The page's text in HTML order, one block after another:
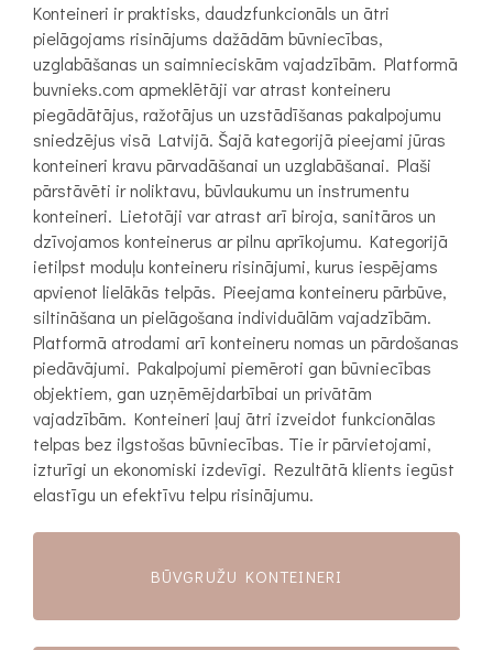
Konteineri ir praktisks, daudzfunkcionāls un ātri
pielāgojams risinājums dažādām būvniecības,
uzglabāšanas un saimnieciskām vajadzībām. Platformā
buvnieks.com apmeklētāji var atrast konteineru
piegādātājus, ražotājus un uzstādīšanas pakalpojumu
sniedzējus visā Latvijā. Šajā kategorijā pieejami jūras
konteineri kravu pārvadāšanai un uzglabāšanai. Plaši
pārstāvēti ir noliktavu, būvlaukumu un instrumentu
konteineri. Lietotāji var atrast arī biroja, sanitāros un
dzīvojamos konteinerus ar pilnu aprīkojumu. Kategorijā
ietilpst moduļu konteineru risinājumi, kurus iespējams
apvienot lielākās telpās. Pieejama konteineru pārbūve,
siltināšana un pielāgošana individuālām vajadzībām.
Platformā atrodami arī konteineru nomas un pārdošanas
piedāvājumi. Pakalpojumi piemēroti gan būvniecības
objektiem, gan uzņēmējdarbībai un privātām
vajadzībām. Konteineri ļauj ātri izveidot funkcionālas
telpas bez ilgstošas būvniecības. Tie ir pārvietojami,
izturīgi un ekonomiski izdevīgi. Rezultātā klients iegūst
elastīgu un efektīvu telpu risinājumu.
BŪVGRUŽU KONTEINERI